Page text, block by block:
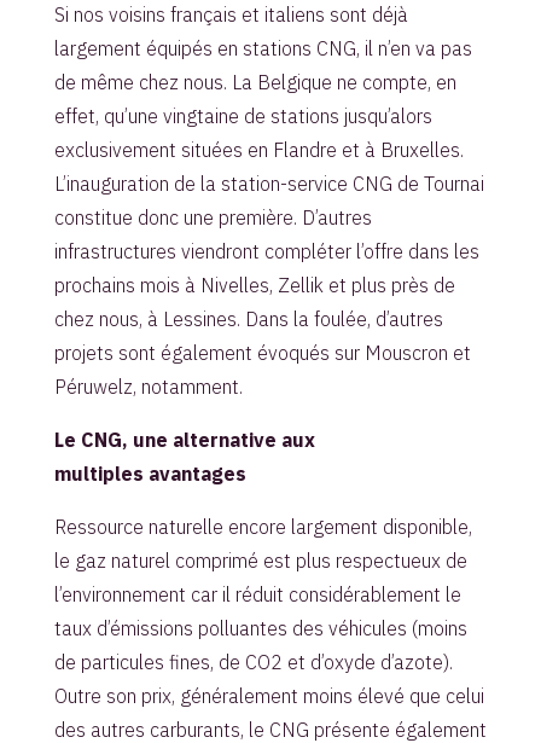
Si nos voisins français et italiens sont déjà
largement équipés en stations CNG, il n’en va pas
de même chez nous. La Belgique ne compte, en
effet, qu’une vingtaine de stations jusqu’alors
exclusivement situées en Flandre et à Bruxelles.
L’inauguration de la station-service CNG de Tournai
constitue donc une première. D’autres
infrastructures viendront compléter l’offre dans les
prochains mois à Nivelles, Zellik et plus près de
chez nous, à Lessines. Dans la foulée, d’autres
projets sont également évoqués sur Mouscron et
Péruwelz, notamment.
Le CNG, une alternative aux
multiples avantages
Ressource naturelle encore largement disponible,
le gaz naturel comprimé est plus respectueux de
l’environnement car il réduit considérablement le
taux d’émissions polluantes des véhicules (moins
de particules fines, de CO2 et d’oxyde d’azote).
Outre son prix, généralement moins élevé que celui
des autres carburants, le CNG présente également